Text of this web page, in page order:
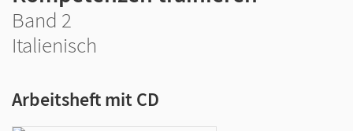
Band 2
Italienisch
Arbeitsheft mit CD